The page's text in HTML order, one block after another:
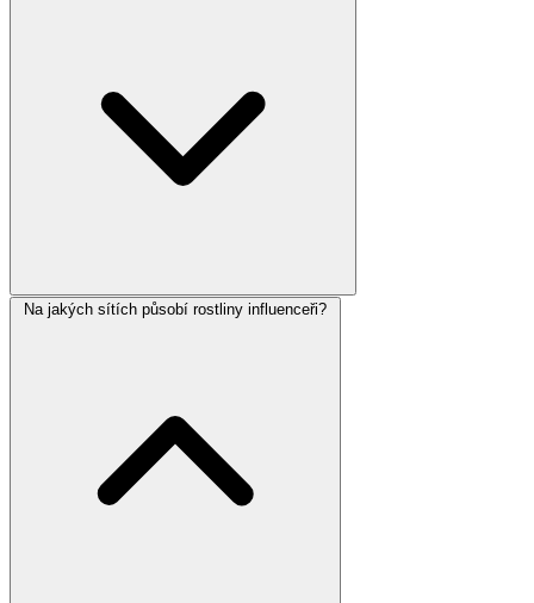
Na jakých sítích působí rostliny influenceři?